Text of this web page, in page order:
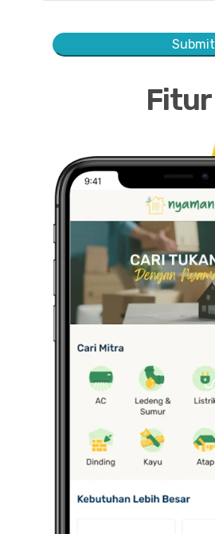
Submit
Fitur